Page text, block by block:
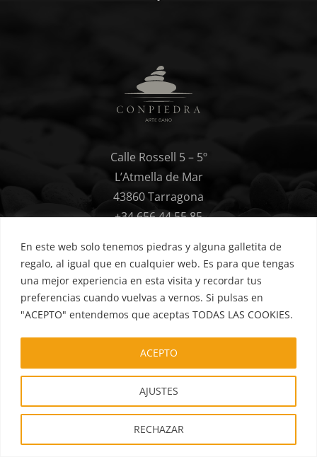
En este web solo tenemos piedras y alguna galletita de
regalo, al igual que en cualquier web. Es para que tengas
una mejor experiencia en esta visita y recordar tus
preferencias cuando vuelvas a vernos. Si pulsas en
"ACEPTO" entendemos que aceptas TODAS LAS COOKIES.
AJUSTES
RECHAZAR
ACEPTO
Calle Rossell 5 – 5º
L’Atmella de Mar
43860 Tarragona
+34 656 44 55 85
Conpiedra en Redes
¡SÍGUENOS!
Cookies
Hacer un pedido
Aviso legal Mis favoritos FAQs